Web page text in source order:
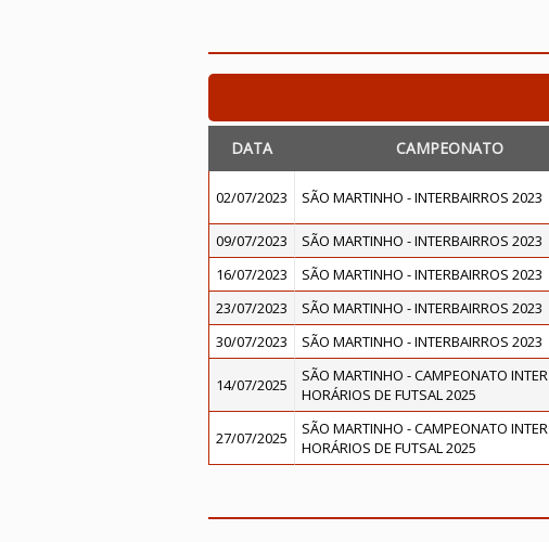
DATA CAMPEONATO
02/07/2023 SÃO MARTINHO - INTERBAIRROS 2023
09/07/2023 SÃO MARTINHO - INTERBAIRROS 2023
16/07/2023
SÃO MARTINHO - INTERBAIRROS 2023
23/07/2023
SÃO MARTINHO - INTERBAIRROS 2023
30/07/2023
SÃO MARTINHO - INTERBAIRROS 2023
14/07/2025
SÃO MARTINHO - CAMPEONATO INTER
HORÁRIOS DE FUTSAL 2025
27/07/2025
SÃO MARTINHO - CAMPEONATO INTER
HORÁRIOS DE FUTSAL 2025